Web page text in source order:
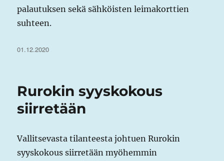
palautuksen sekä sähköisten leimakorttien
suhteen.
Julkaistu
01.12.2020
Rurokin syyskokous
siirretään
Vallitsevasta tilanteesta johtuen Rurokin
syyskokous siirretään myöhemmin